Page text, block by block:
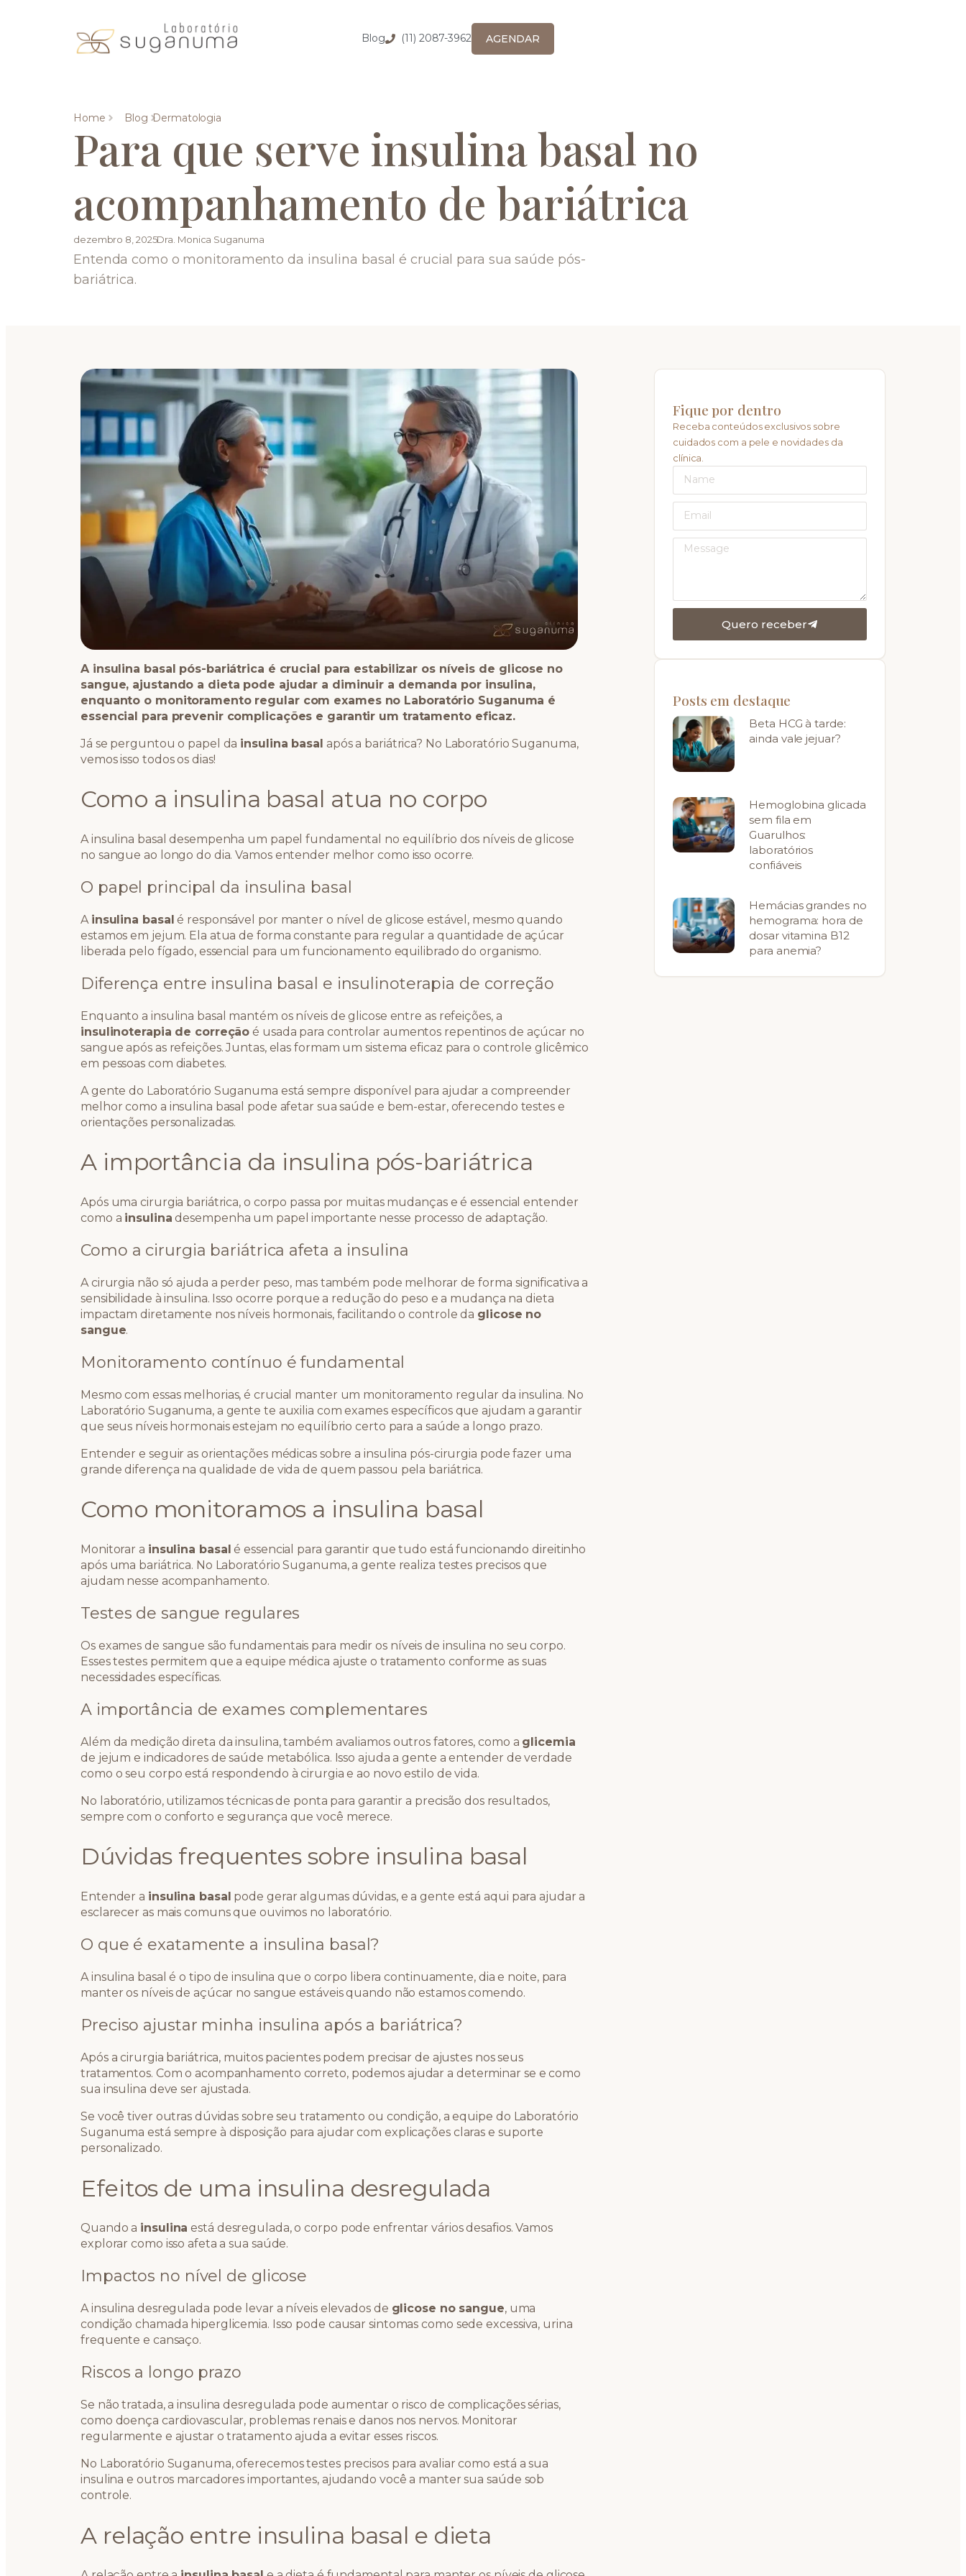
Blog (11) 2087-3962 AGENDAR
Home Blog Dermatologia
Para que serve insulina basal no
acompanhamento de bariátrica
dezembro 8, 2025Dra. Monica Suganuma
Entenda como o monitoramento da insulina basal é crucial para sua saúde pós-
bariátrica.
A insulina basal pós-bariátrica é crucial para estabilizar os níveis de glicose no
sangue, ajustando a dieta pode ajudar a diminuir a demanda por insulina,
enquanto o monitoramento regular com exames no Laboratório Suganuma é
essencial para prevenir complicações e garantir um tratamento eficaz.
Já se perguntou o papel da insulina basal após a bariátrica? No Laboratório Suganuma,
vemos isso todos os dias!
Como a insulina basal atua no corpo
A insulina basal desempenha um papel fundamental no equilíbrio dos níveis de glicose
no sangue ao longo do dia. Vamos entender melhor como isso ocorre.
O papel principal da insulina basal
A insulina basal é responsável por manter o nível de glicose estável, mesmo quando
estamos em jejum. Ela atua de forma constante para regular a quantidade de açúcar
liberada pelo fígado, essencial para um funcionamento equilibrado do organismo.
Diferença entre insulina basal e insulinoterapia de correção
Enquanto a insulina basal mantém os níveis de glicose entre as refeições, a
insulinoterapia de correção é usada para controlar aumentos repentinos de açúcar no
sangue após as refeições. Juntas, elas formam um sistema eficaz para o controle glicêmico
em pessoas com diabetes.
A gente do Laboratório Suganuma está sempre disponível para ajudar a compreender
melhor como a insulina basal pode afetar sua saúde e bem-estar, oferecendo testes e
orientações personalizadas.
A importância da insulina pós-bariátrica
Após uma cirurgia bariátrica, o corpo passa por muitas mudanças e é essencial entender
como a insulina desempenha um papel importante nesse processo de adaptação.
Como a cirurgia bariátrica afeta a insulina
A cirurgia não só ajuda a perder peso, mas também pode melhorar de forma significativa a
sensibilidade à insulina. Isso ocorre porque a redução do peso e a mudança na dieta
impactam diretamente nos níveis hormonais, facilitando o controle da glicose no
sangue.
Monitoramento contínuo é fundamental
Mesmo com essas melhorias, é crucial manter um monitoramento regular da insulina. No
Laboratório Suganuma, a gente te auxilia com exames específicos que ajudam a garantir
que seus níveis hormonais estejam no equilíbrio certo para a saúde a longo prazo.
Entender e seguir as orientações médicas sobre a insulina pós-cirurgia pode fazer uma
grande diferença na qualidade de vida de quem passou pela bariátrica.
Como monitoramos a insulina basal
Monitorar a insulina basal é essencial para garantir que tudo está funcionando direitinho
após uma bariátrica. No Laboratório Suganuma, a gente realiza testes precisos que
ajudam nesse acompanhamento.
Testes de sangue regulares
Os exames de sangue são fundamentais para medir os níveis de insulina no seu corpo.
Esses testes permitem que a equipe médica ajuste o tratamento conforme as suas
necessidades específicas.
A importância de exames complementares
Além da medição direta da insulina, também avaliamos outros fatores, como a glicemia
de jejum e indicadores de saúde metabólica. Isso ajuda a gente a entender de verdade
como o seu corpo está respondendo à cirurgia e ao novo estilo de vida.
No laboratório, utilizamos técnicas de ponta para garantir a precisão dos resultados,
sempre com o conforto e segurança que você merece.
Dúvidas frequentes sobre insulina basal
Entender a insulina basal pode gerar algumas dúvidas, e a gente está aqui para ajudar a
esclarecer as mais comuns que ouvimos no laboratório.
O que é exatamente a insulina basal?
A insulina basal é o tipo de insulina que o corpo libera continuamente, dia e noite, para
manter os níveis de açúcar no sangue estáveis quando não estamos comendo.
Preciso ajustar minha insulina após a bariátrica?
Após a cirurgia bariátrica, muitos pacientes podem precisar de ajustes nos seus
tratamentos. Com o acompanhamento correto, podemos ajudar a determinar se e como
sua insulina deve ser ajustada.
Se você tiver outras dúvidas sobre seu tratamento ou condição, a equipe do Laboratório
Suganuma está sempre à disposição para ajudar com explicações claras e suporte
personalizado.
Efeitos de uma insulina desregulada
Quando a insulina está desregulada, o corpo pode enfrentar vários desafios. Vamos
explorar como isso afeta a sua saúde.
Impactos no nível de glicose
A insulina desregulada pode levar a níveis elevados de glicose no sangue, uma
condição chamada hiperglicemia. Isso pode causar sintomas como sede excessiva, urina
frequente e cansaço.
Riscos a longo prazo
Se não tratada, a insulina desregulada pode aumentar o risco de complicações sérias,
como doença cardiovascular, problemas renais e danos nos nervos. Monitorar
regularmente e ajustar o tratamento ajuda a evitar esses riscos.
No Laboratório Suganuma, oferecemos testes precisos para avaliar como está a sua
insulina e outros marcadores importantes, ajudando você a manter sua saúde sob
controle.
A relação entre insulina basal e dieta
Fique por dentro
Receba conteúdos exclusivos sobre
cuidados com a pele e novidades da
clínica.
Quero receber
Posts em destaque
Beta HCG à tarde:
ainda vale jejuar?
Hemoglobina glicada
sem fila em
Guarulhos:
laboratórios
confiáveis
Hemácias grandes no
hemograma: hora de
dosar vitamina B12
para anemia?